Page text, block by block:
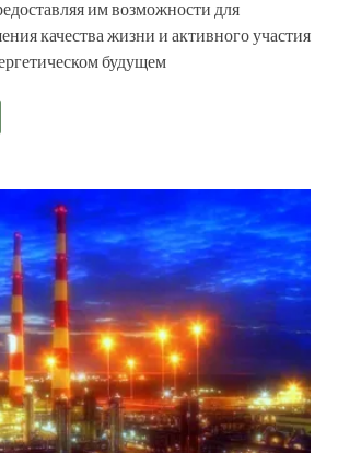
им возможности для
качества жизни и активного участия
будущем